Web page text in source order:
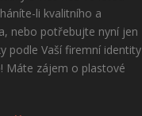
li kvalitního a
nebo potřebujte nyní jen
podle Vaší firemní identity
Máte zájem o plastové